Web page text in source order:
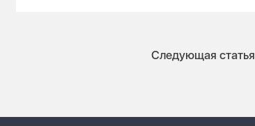
Следующая статья